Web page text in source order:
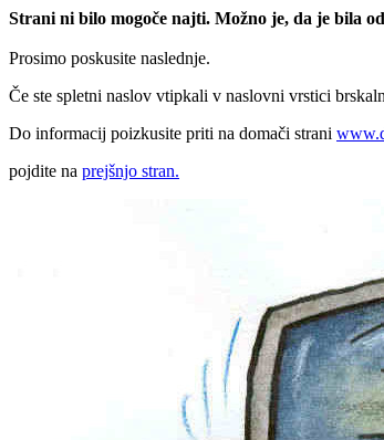
Strani ni bilo mogoče najti. Možno je, da je bila
Prosimo poskusite naslednje.
Če ste spletni naslov vtipkali v naslovni vrstici
Do informacij poizkusite priti na domači strani
pojdite na prejšnjo stran.